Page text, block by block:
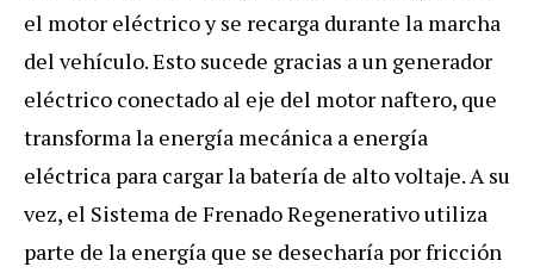
el motor eléctrico y se recarga durante la marcha
del vehículo. Esto sucede gracias a un generador
eléctrico conectado al eje del motor naftero, que
transforma la energía mecánica a energía
eléctrica para cargar la batería de alto voltaje. A su
vez, el Sistema de Frenado Regenerativo utiliza
parte de la energía que se desecharía por fricción